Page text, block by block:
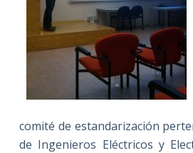
comité de estandarización
de Ingenieros Eléctricos y